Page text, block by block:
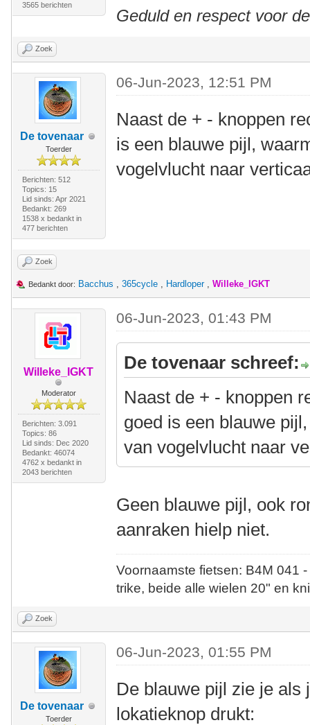
3565 berichten
Geduld en respect voor
Zoek
De tovenaar
Toerder
Berichten: 512
Topics: 15
Lid sinds: Apr 2021
Bedankt: 269
1538 x bedankt in
477 berichten
06-Jun-2023, 12:51 PM
Naast de + - knoppen
is een blauwe pijl,
vogelvlucht naar
Zoek
Bedankt door: Bacchus , 365cycle , Hardloper, Willeke_IGKT
Willeke_IGKT
Moderator
Berichten: 3.091
Topics: 86
Lid sinds: Dec 2020
Bedankt: 46074
4762 x bedankt in
2043 berichten
06-Jun-2023, 01:43 PM
De tovenaar schreef:
Naast de + - knoppen
goed is een blauwe
van vogelvlucht naar
Geen blauwe pijl, ook
aanraken hielp niet.
Voornaamste fietsen: B4M
trike, beide alle wielen 20" en
Zoek
De tovenaar
Toerder
06-Jun-2023, 01:55 PM
De blauwe pijl zie je als
lokatieknop drukt: